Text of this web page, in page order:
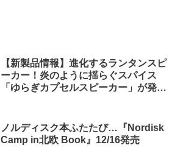
【新製品情報】進化するランタンスピ
ーカー！炎のように揺らぐスパイス
「ゆらぎカプセルスピーカー」が発
ノルディスク本ふたたび…『Nordisk
Camp in北欧 Book』12/16発売